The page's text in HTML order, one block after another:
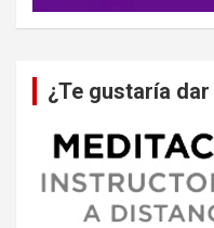
¿Te gustaría